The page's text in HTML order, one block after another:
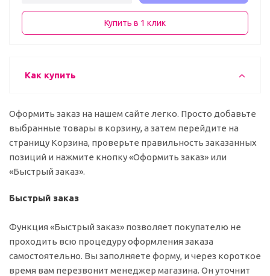
Купить в 1 клик
Как купить
Оформить заказ на нашем сайте легко. Просто добавьте
выбранные товары в корзину, а затем перейдите на
страницу Корзина, проверьте правильность заказанных
позиций и нажмите кнопку «Оформить заказ» или
«Быстрый заказ».
Быстрый заказ
Функция «Быстрый заказ» позволяет покупателю не
проходить всю процедуру оформления заказа
самостоятельно. Вы заполняете форму, и через короткое
время вам перезвонит менеджер магазина. Он уточнит